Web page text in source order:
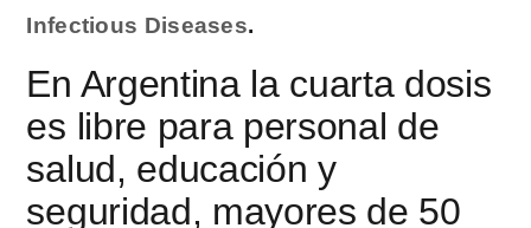
Infectious Diseases.
En Argentina la cuarta dosis
es libre para personal de
salud, educación y
seguridad, mayores de 50